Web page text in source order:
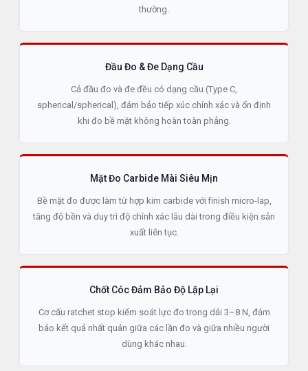
thường.
Đầu Đo & Đe Dạng Cầu
Cả đầu đo và đe đều có dạng cầu (Type C,
spherical/spherical), đảm bảo tiếp xúc chính xác và ổn định
khi đo bề mặt không hoàn toàn phẳng.
Mặt Đo Carbide Mài Siêu Mịn
Bề mặt đo được làm từ hợp kim carbide với finish micro-lap,
tăng độ bền và duy trì độ chính xác lâu dài trong điều kiện sản
xuất liên tục.
Chốt Cóc Đảm Bảo Độ Lặp Lại
Cơ cấu ratchet stop kiểm soát lực đo trong dải 3–8 N, đảm
bảo kết quả nhất quán giữa các lần đo và giữa nhiều người
dùng khác nhau.